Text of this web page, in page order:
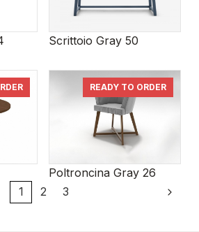
Scrittoio Gray 50
READY TO ORDER
Poltroncina Gray 26
1
2 3